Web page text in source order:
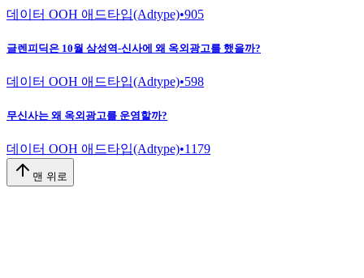
데이터 OOH 애드타입(Adtype)•905
글렌피딕은 10월 삼성역-신사에 왜 옥외광고를 했을까?
데이터 OOH 애드타입(Adtype)•598
무신사는 왜 옥외광고를 운영할까?
데이터 OOH 애드타입(Adtype)•1179
맨 위로